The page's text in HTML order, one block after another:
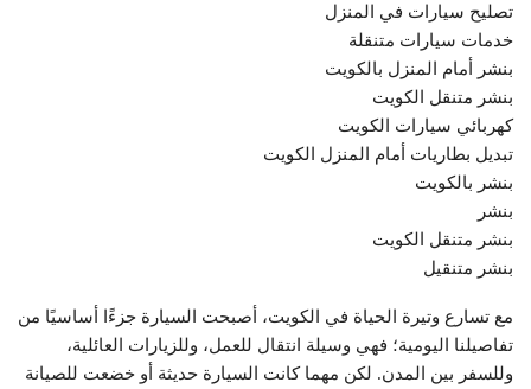
تصليح سيارات في المنزل
خدمات سيارات متنقلة
بنشر أمام المنزل بالكويت
بنشر متنقل الكويت
كهربائي سيارات الكويت
تبديل بطاريات أمام المنزل الكويت
بنشر بالكويت
بنشر
بنشر متنقل الكويت
بنشر متنقيل
مع تسارع وتيرة الحياة في الكويت، أصبحت السيارة جزءًا أساسيًا من
تفاصيلنا اليومية؛ فهي وسيلة انتقال للعمل، وللزيارات العائلية،
وللسفر بين المدن. لكن مهما كانت السيارة حديثة أو خضعت للصيانة